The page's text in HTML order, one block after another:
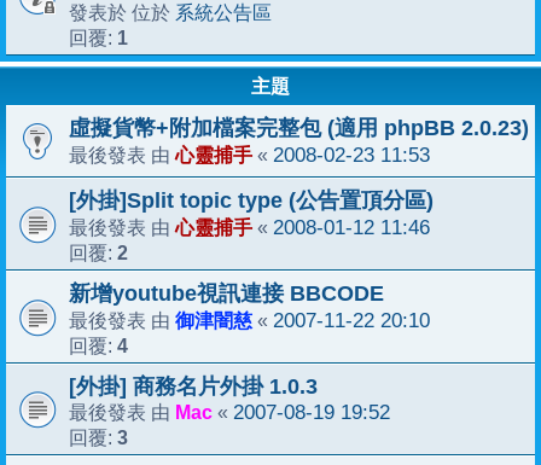
發表於 位於 系統公告區
回覆: 1
主題
虛擬貨幣+附加檔案完整包 (適用 phpBB 2.0.23)
最後發表 由心靈捕手 « 2008-02-23 11:53
[外掛]Split topic type (公告置頂分區)
最後發表 由心靈捕手 « 2008-01-12 11:46
回覆: 2
新增youtube視訊連接 BBCODE
最後發表 由 御津闇慈 « 2007-11-22 20:10
回覆: 4
[外掛] 商務名片外掛 1.0.3
最後發表 由 Mac « 2007-08-19 19:52
回覆: 3